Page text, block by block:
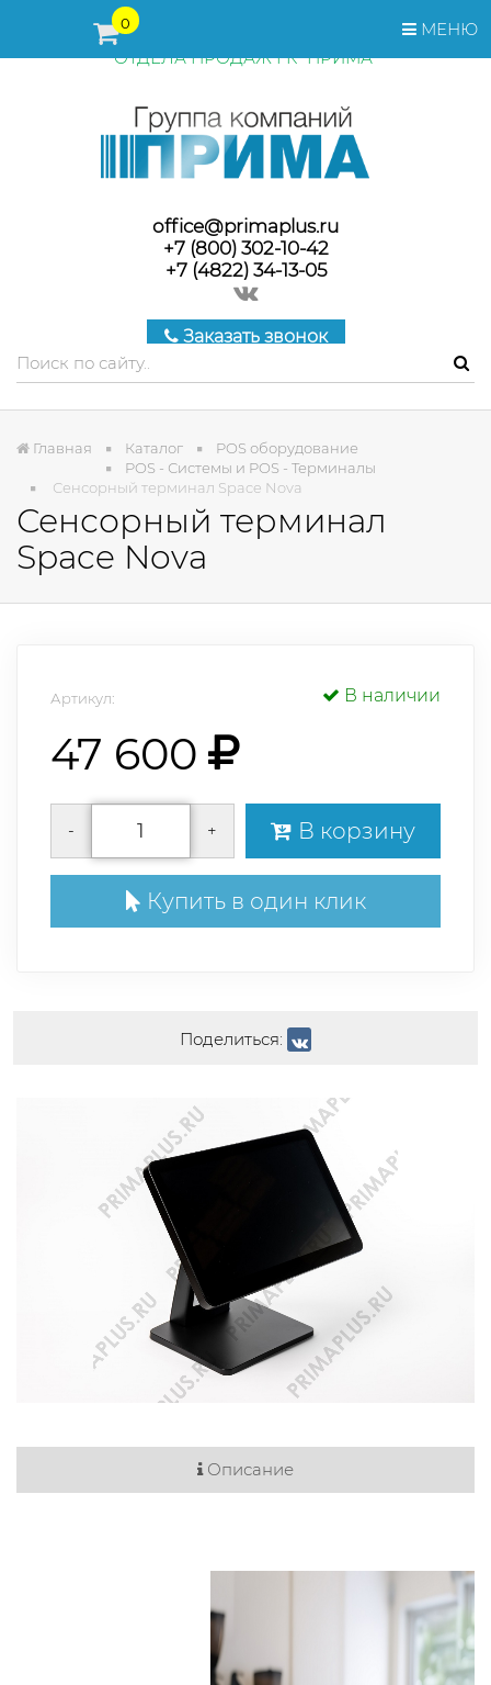
МЕНЮ
0
ПЕРЕД ОФОРМЛЕНИЕМ ЗАКАЗА, СТОИМОСТЬ И СРОКИ
ПОСТАВКИ ТОВАРА УТОЧНЯЙТЕ У МЕНЕДЖЕРОВ
ОТДЕЛА ПРОДАЖ ГК "ПРИМА"
office@primaplus.ru
+7 (800) 302-10-42
+7 (4822) 34-13-05
Заказать звонок
Главная Каталог
POS оборудование
POS - Системы и POS - Терминалы
Сенсорный терминал Space Nova
Сенсорный терминал
Space Nova
Артикул: В наличии
47 600
- + В корзину
Купить в один клик
Поделиться:
Описание